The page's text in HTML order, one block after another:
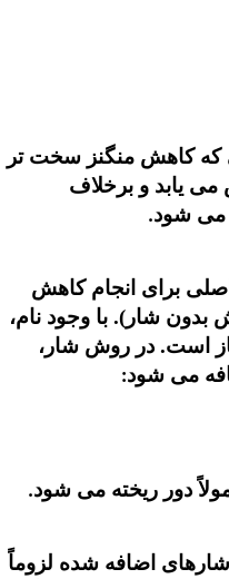
که کاهش منگنز سخت تر
یابد و برخلاف
می شود.
برای انجام کاهش
شار). با وجود نام،
است. در روش شار،
می شود:
.
اضافه شده لزوماً